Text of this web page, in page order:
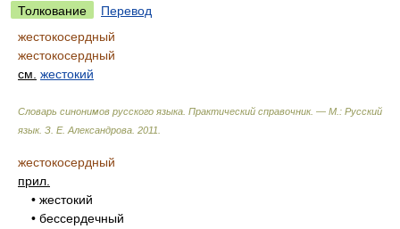
Толкование
Перевод
жестокосердный
жестокосердный
см. жестокий
Словарь синонимов русского языка. Практический справочник. — М.: Русский
язык. З. Е. Александрова 2011
жестокосердный
прил.
• жестокий
• бессердечный